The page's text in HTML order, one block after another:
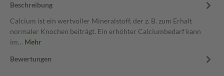
Beschreibung
Calcium ist ein wertvoller Mineralstoff, der z. B. zum Erhalt
normaler Knochen beiträgt. Ein erhöhter Calciumbedarf kann
im… Mehr
Bewertungen